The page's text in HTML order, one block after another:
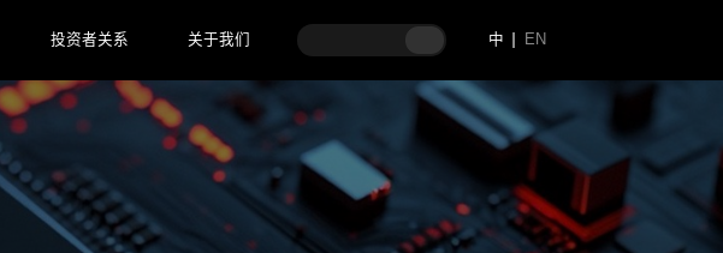
投资者关系 关于我们 中 EN